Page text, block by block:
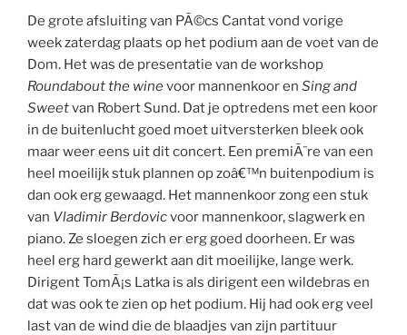
De grote afsluiting van PÃ©cs Cantat vond vorige
week zaterdag plaats op het podium aan de voet van de
Dom. Het was de presentatie van de workshop
Roundabout the winevoor mannenkoor en Sing and
Sweetvan Robert Sund. Dat je optredens met een koor
in de buitenlucht goed moet uitversterken bleek ook
maar weer eens uit dit concert. Een premiÃ¨re van een
heel moeilijk stuk plannen op zoâ€™n buitenpodium is
dan ook erg gewaagd. Het mannenkoor zong een stuk
van Vladimir Berdovicvoor mannenkoor, slagwerk en
piano. Ze sloegen zich er erg goed doorheen. Er was
heel erg hard gewerkt aan dit moeilijke, lange werk.
Dirigent TomÃ¡s Latka is als dirigent een wildebras en
dat was ook te zien op het podium. Hij had ook erg veel
last van de wind die de blaadjes van zijn partituur